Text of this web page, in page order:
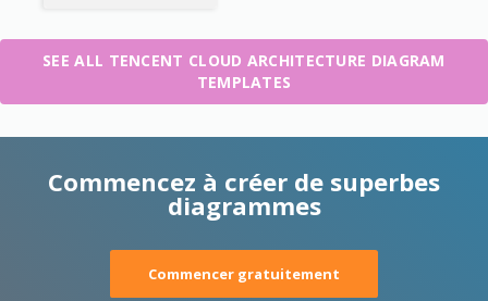
SEE ALL TENCENT CLOUD ARCHITECTURE DIAGRAM
TEMPLATES
Commencez à créer de superbes
diagrammes
Commencer gratuitement